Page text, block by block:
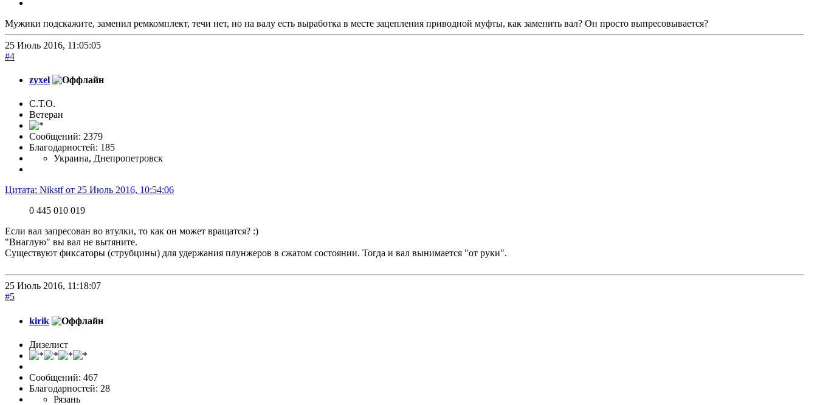
Мужики подскажите, заменил ремкомплект, течи нет, но на валу есть выработка в месте зацепления приводной муфты, как заменить вал? Он просто выпресовывается?
25 Июль 2016, 11:05:05
#4
zyxel
С.Т.О.
Ветеран
Сообщений: 2379
Благодарностей: 185
Украина, Днепропетровск
Цитата: Nikstf от 25 Июль 2016, 10:54:06
0 445 010 019
Если вал запресован во втулки, то как он может вращатся? :)
"Внаглую" вы вал не вытяните.
Существуют фиксаторы (струбцины) для удержания плунжеров в сжатом состоянии. Тогда и вал вынимается "от руки".
25 Июль 2016, 11:18:07
#5
kirik
Дизелист
Сообщений: 467
Благодарностей: 28
Рязань